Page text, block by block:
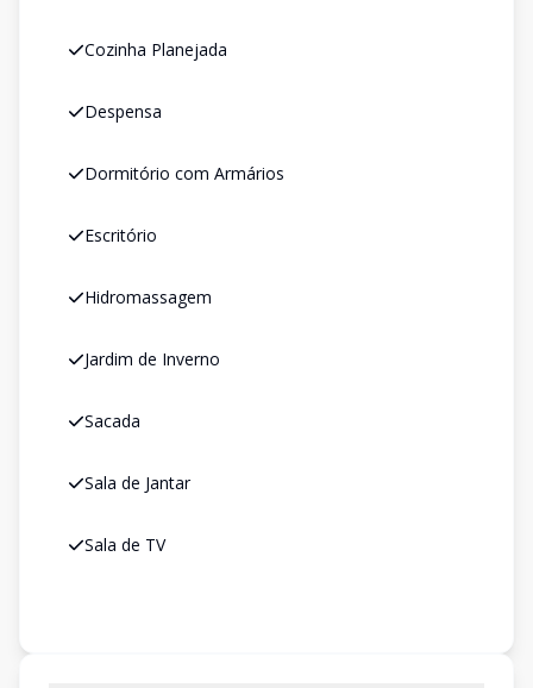
Cozinha Planejada
Despensa
Dormitório com Armários
Escritório
Hidromassagem
Jardim de Inverno
Sacada
Sala de Jantar
Sala de TV